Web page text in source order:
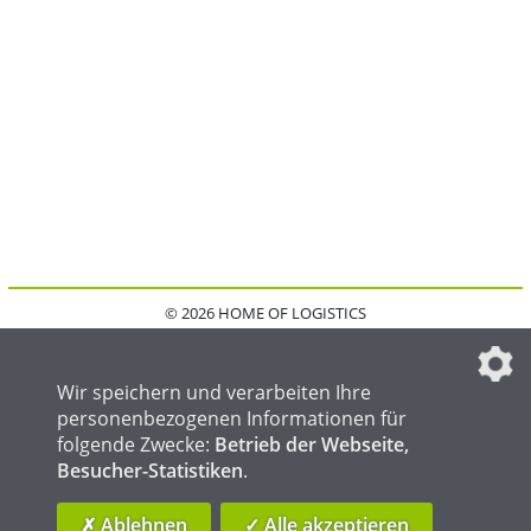
© 2026 HOME OF LOGISTICS
IMPRESSUM
FAQ
DATENSCHUTZEINSTELLUNGEN
HOME OF WELDING
HOME OF FOUNDRY
Wir speichern und verarbeiten Ihre
personenbezogenen Informationen für
folgende Zwecke: Betrieb der Webseite,
Besucher-Statistiken.
✗ Ablehnen ✓ Alle akzeptieren